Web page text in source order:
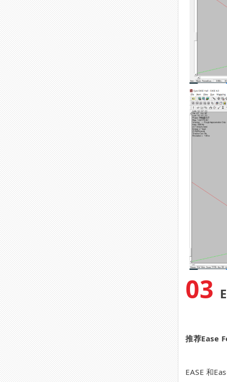
03
推荐Ease
EASE 和